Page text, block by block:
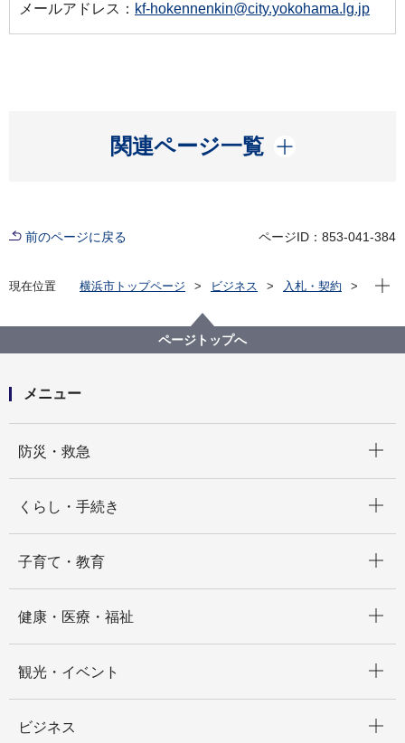
メールアドレス： kf-hokennenkin@city.yokohama.lg.jp
関連ページ一覧
開く
前のページに戻る ページID：853-041-384
現在位置 横浜市トップページ ビジネス
入札・契約
【参加申込終了】【公募型指名競争入札】令和７年度
「国民健康保険料等還付（充当）通知書」等作成及び
現在
ページトップへ
メニュー
防災・救急
くらし・手続き
子育て・教育
健康・医療・福祉
観光・イベント
ビジネス